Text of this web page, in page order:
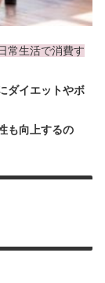
常生活で消費す
ダイエットやボ
も向上するの